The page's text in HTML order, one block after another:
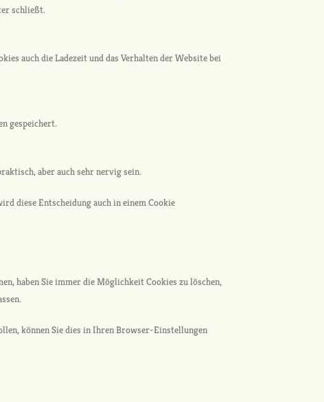
schließt.
auch die Ladezeit und das Verhalten der Website bei
gespeichert.
aber auch sehr nervig sein.
diese Entscheidung auch in einem Cookie
haben Sie immer die Möglichkeit Cookies zu löschen,
können Sie dies in Ihren Browser-Einstellungen